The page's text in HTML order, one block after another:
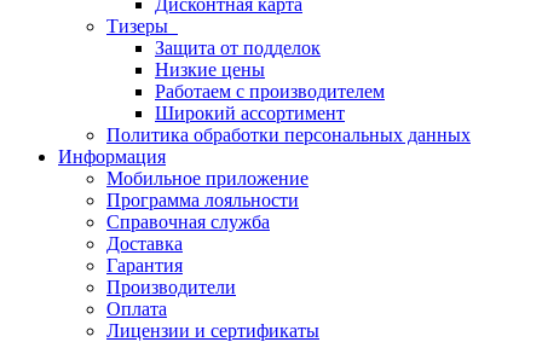
Дисконтная карта
Тизеры
Защита от подделок
Низкие цены
Работаем с производителем
Широкий ассортимент
Политика обработки персональных данных
Информация
Мобильное приложение
Программа лояльности
Справочная служба
Доставка
Гарантия
Производители
Оплата
Лицензии и сертификаты